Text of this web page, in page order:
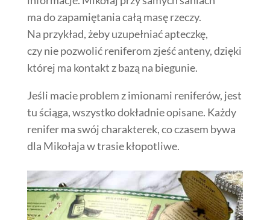
ma do zapamiętania całą masę rzeczy.
Na przykład, żeby uzupełniać apteczkę,
czy nie pozwolić reniferom zjeść anteny, dzięki
której ma kontakt z bazą na biegunie.
Jeśli macie problem z imionami reniferów, jest
tu ściąga, wszystko dokładnie opisane. Każdy
renifer ma swój charakterek, co czasem bywa
dla Mikołaja w trasie kłopotliwe.